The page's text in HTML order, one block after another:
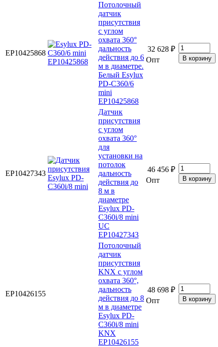
EP10425868
Потолочный
датчик
присутствия
с углом
охвата 360°
дальность
действия до 6
м в диаметре.
Белый Esylux
PD-C360/6
mini
EP10425868
32 628 ₽
Опт
EP10427343
Датчик
присутствия
с углом
охвата 360°
для
установки на
потолок
дальность
действия до
8 м в
диаметре
Esylux PD-
C360i/8 mini
UC
EP10427343
46 456 ₽
Опт
EP10426155
Потолочный
датчик
присутствия
KNX с углом
охвата 360°,
дальность
действия до 8
м в диаметре
Esylux PD-
C360i/8 mini
KNX
EP10426155
48 698 ₽
Опт